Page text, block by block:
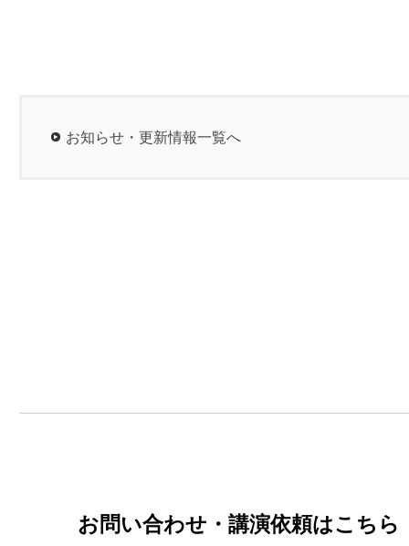
お知らせ・更新情報一覧へ
お問い合わせ・講演依頼はこちら